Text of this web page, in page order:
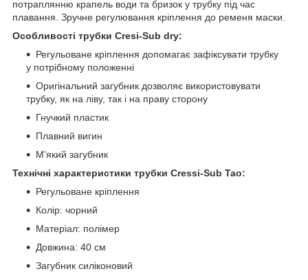
потраплянню крапель води та бризок у трубку під час
плавання. Зручне регулювання кріплення до ременя маски.
Особливості трубки Cresi-Sub dry:
Регульоване кріплення допомагає зафіксувати трубку
у потрібному положенні
Оригінальний загубник дозволяє використовувати
трубку, як на ліву, так і на праву сторону
Гнучкий пластик
Плавний вигин
М'який загубник
Технічні характеристики трубки Cressi-Sub Tao:
Регульоване кріплення
Колір: чорний
Матеріал: полімер
Довжина: 40 см
Загубник силіконовий